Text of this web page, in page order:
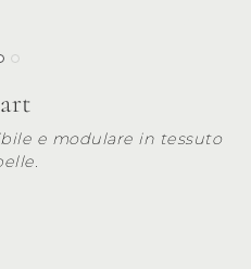
e modulare in tessuto